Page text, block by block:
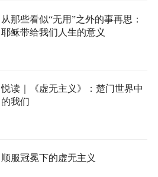
从那些看似“无用”之外的事再思：
耶稣带给我们人生的意义
悦读｜《虚无主义》：楚门世界中
的我们
顺服冠冕下的虚无主义